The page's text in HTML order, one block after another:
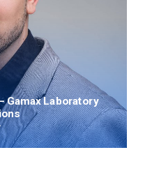
Gamax Laboratory